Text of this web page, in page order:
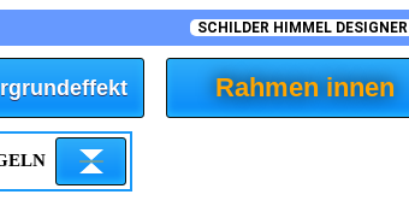
SCHILDER HIMMEL DESIGNER
Rahmen innen